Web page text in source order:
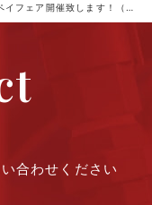
ェア開催致します！（郡山支店）
合わせください